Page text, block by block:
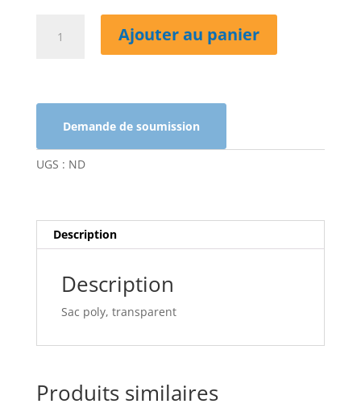
Ajouter au panier
Demande de soumission
UGS : ND
Description
Description
Sac poly, transparent
Produits similaires